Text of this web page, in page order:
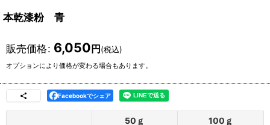
本乾漆粉 青
販売価格: 6,050円(税込)
オプションにより価格が変わる場合もあります。
Facebookでシェア
50ｇ 100ｇ